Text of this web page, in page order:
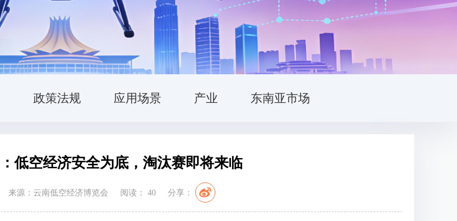
政策法规 应用场景 产业 东南亚市场
低空经济安全为底，淘汰赛即将来临
来源：云南低空经济博览会 阅读： 40 分享：